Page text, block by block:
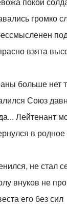
громко
взята
больше нет
Союз
Лейтенант
в родное
не стал
внуков не
его без сил